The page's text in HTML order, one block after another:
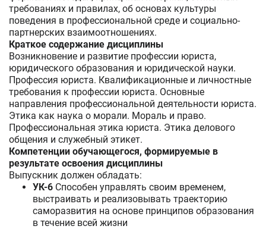
требованиях и правилах, об основах культуры
поведения в профессиональной среде и социально-
партнерских взаимоотношениях.
Краткое содержание дисциплины
Возникновение и развитие профессии юриста,
юридического образования и юридической науки.
Профессия юриста. Квалификационные и личностные
требования к профессии юриста. Основные
направления профессиональной деятельности юриста.
Этика как наука о морали. Мораль и право.
Профессиональная этика юриста. Этика делового
общения и служебный этикет.
Компетенции обучающегося, формируемые в
результате освоения дисциплины
Выпускник должен обладать:
УК-6 Способен управлять своим временем,
выстраивать и реализовывать траекторию
саморазвития на основе принципов образования
в течение всей жизни